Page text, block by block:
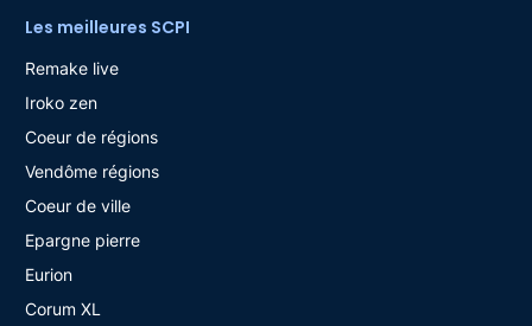
Les meilleures SCPI
Remake live
Iroko zen
Coeur de régions
Vendôme régions
Coeur de ville
Epargne pierre
Eurion
Corum XL